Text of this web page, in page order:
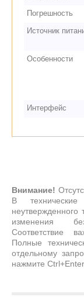
Погрешность
Источник
Особенности
Интерфейс
Внимание!
В технические
изменения
Соответствие
Полные
отдельному
нажмите Ctrl+Enter.